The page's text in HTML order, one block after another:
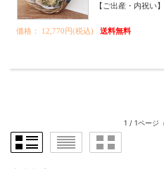
【ご出産・内祝い
価格： 12,770円(税込) 送料無料
1 / 1ページ